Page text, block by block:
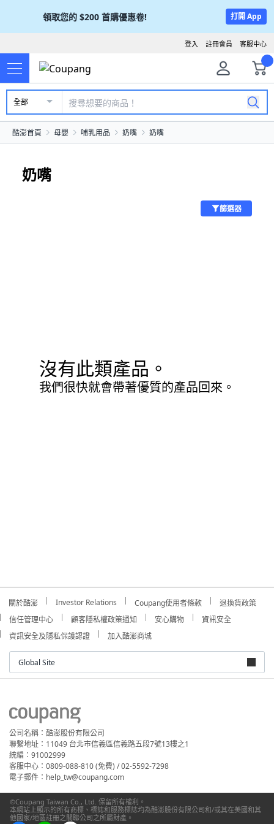
領取您的 $200 首購優惠卷! 打開 App
客服中心
註冊會員
登入
全部
酷澎首頁 母嬰 哺乳用品 奶嘴 奶嘴
奶嘴
篩選器
沒有此類產品。
我們很快就會帶著優質的產品回來。
關於酷澎 Investor Relations Coupang使用者條款
退換貨政策
信任管理中心
顧客隱私權政策通知 安心購物
資訊安全
資訊安全及隱私保護認證
加入酷澎商城
Global Site
公司名稱：酷澎股份有限公司
聯繫地址：11049 台北市信義區信義路五段7號13樓之1
統編：91002999
客服中心：0809-088-810 (免費) / 02-5592-7298
電子郵件：help_tw@coupang.com
©Coupang Taiwan Co., Ltd. 保留所有權利。
本網站上顯示的所有商標、標誌和服務標誌均為酷澎股份有限公司和/或其在美國和其
他國家/地區註冊之關聯公司之所屬財產。